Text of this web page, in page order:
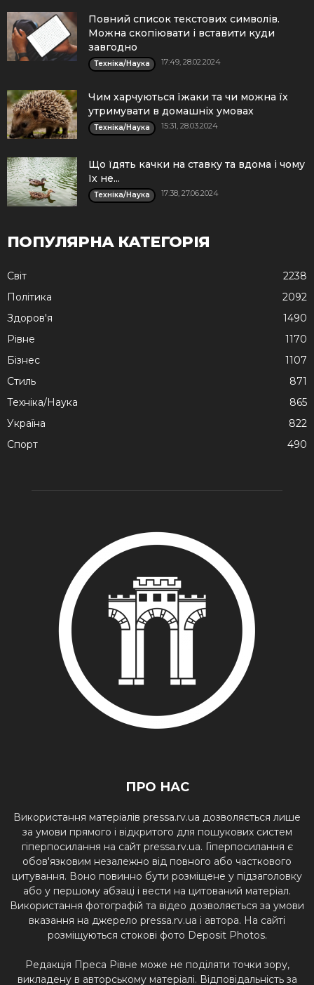
Повний список текстових символів.
Можна скопіювати і вставити куди
завгодно
Техніка/Наука 17:49, 28.02.2024
Чим харчуються їжаки та чи можна їх
утримувати в домашніх умовах
Техніка/Наука 15:31, 28.03.2024
Що їдять качки на ставку та вдома і чому
їх не...
Техніка/Наука 17:38, 27.06.2024
ПОПУЛЯРНА КАТЕГОРІЯ
Cвіт
2238
Політика
2092
Здоров'я
1490
Рівне
1170
Бізнес
1107
Стиль
871
Техніка/Наука
865
Україна
822
Спорт
490
ПРО НАС
Використання матеріалів pressa.rv.ua дозволяється лише
за умови прямого і відкритого для пошукових систем
гіперпосилання на сайт pressa.rv.ua. Гіперпосилання є
обов'язковим незалежно від повного або часткового
цитування. Воно повинно бути розміщене у підзаголовку
або у першому абзаці і вести на цитований матеріал.
Використання фотографій та відео дозволяється за умови
вказання на джерело pressa.rv.ua і автора. На сайті
розміщуються стокові фото Deposit Photos.
Редакція Преса Рівне може не поділяти точки зору,
викладену в авторському матеріалі. Відповідальність за